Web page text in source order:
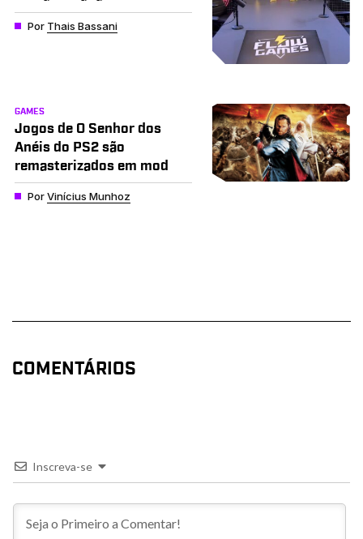
Por Thais Bassani
GAMES
Jogos de O Senhor dos
Anéis do PS2 são
remasterizados em mod
PorVinícius Munhoz
COMENTÁRIOS
Inscreva-se